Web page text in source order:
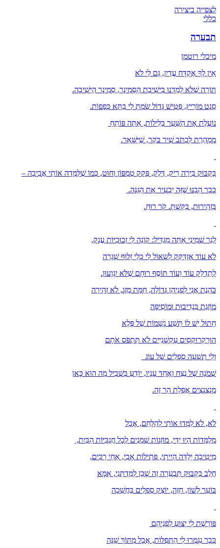
לצפייה ביצירה
כללי
תבערה
מיכלי רוטמן
אֵין לְךָ אֶקְדָּח עֲדַיִן, גַּם לִי לֹא
תּוֹרָה שֶׁלֹּא לָמַדְנוּ בִּישִׁיבַת הַסֵּמִינָר, סֵמִינָר הַיְּשִׁיבָה.
סֵנְט מוֹרִיץ, פַּטִּישׁ גָּדוֹל שַׂמְתָּ לִי בַּתָּא כְּפָפוֹת.
נוֹעֶלֶת אֶת הַשַּׁעַר בַּלֵּילוֹת, אַתָּה פּוֹתֵחַ
מְמַהֶרֶת לִכְתֹּב שִׁיר בֹּקֶר, שֶׁיִּשָּׁאֵר.
בַּקְבּוּק בִּירָה רֵיק, דֶּלֶק, פְּקָק טַמְפּוֹן וְחוּט, כְּמוֹ שֶׁלִּמְּדָה אוֹתִי אֲבִיבָה –
כְּבָר הֵבַנּוּ שֶׁזֶּה יַבְעִיר אֶת הַגִּנָּה.
בִּזְהִירוּת, בִּקַּשְׁתָּ. קֹר רוּחַ.
לְנֵר שְׁמִינִי אַתָּה מַגְדִּיל: קוֹנֵה לִי זְכוּכִיּוֹת עֲנָק,
לֹא עוֹד אֶזְדַּקֵּק לִשְׁאוֹל לִי כְּלֵי זִלּוּף שִׁגְרָה
לְתַדְלֵק עוֹד וַעוֹד תּוֹסֶף רוּחָם שֶׁלֹּא יִגְוָעוּן.
כֹּהֶנֶת אֲנִי לִפְנֵיהֶן גְּדוֹלָה, חַמַּת מֶזֶג, לֹא זְהִירָה
מוֹזֶגֶת בִּנְדִיבוּת וּמוֹסִיפָה
חָתוּל יֵשׁ לוֹ תֵּשַׁע נְשָׁמוֹת שֶׁל פֶּלֶא
הוּרְקְרוּקְסִים עַקְשָׁנִיִּים לֹא תִּתְפֹּס אֹתָם
וְלִי תִּשְׁעָה סְפָלִים שֶׁל עוֹג
שְׁמֹנָה שֶׁל נֶצַח וְאֶחָד עָנָיו, יוֹדֵעַ בִּשְׁבִיל מָה הוּא כָּאן
מְנַצְנְצִים אֲפֵלַת הַר זֶה.
לֹא, לֹא לִמְּדוּ אוֹתִי לְהִלָּחֵם, אֲבָל
מְלֻמָּדוֹת הָיוּ יָדַי, מוֹזְגוֹת שְׁמָנִים לְכָל חֲנֻכִּיּוֹת הַבַּיִת,
מֵיטִיבָה יַלְדָּה הָיִיתִי, פְּתִילוֹת אָבִי, אַחַי רַכִּים,
חֲלֵב בַּקְבּוּק תַּבְעֵרָה זֶה שֶׁכֵּן לִמַּדְתִּנִי, אִמָּא
בּוֹעֵר לָשׁוֹן, חָזֶה, יוֹצֵק סְפָלִים בַּחֲשֵׁכָה
פּוֹרֶשֶׁת לִי יְצוּעַ לִפְנֵיהֶם
כְּבָר נִגְמְרוּ לִי הַתְּפִלּוֹת, אֲבָל מִתּוֹךְ שֵׁנָּה